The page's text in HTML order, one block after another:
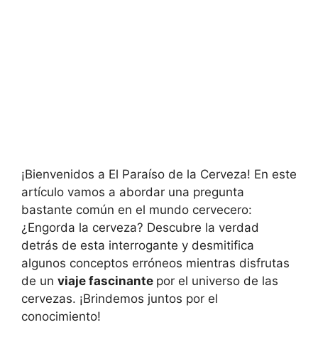
¡Bienvenidos a El Paraíso de la Cerveza! En este
artículo vamos a abordar una pregunta
bastante común en el mundo cervecero:
¿Engorda la cerveza? Descubre la verdad
detrás de esta interrogante y desmitifica
algunos conceptos erróneos mientras disfrutas
de un viaje fascinante por el universo de las
cervezas. ¡Brindemos juntos por el
conocimiento!